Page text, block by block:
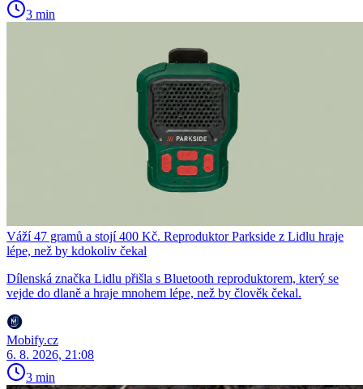
3 min
Váží 47 gramů a stojí 400 Kč. Reproduktor Parkside z Lidlu hraje
lépe, než by kdokoliv čekal
Dílenská značka Lidlu přišla s Bluetooth reproduktorem, který se
vejde do dlaně a hraje mnohem lépe, než by člověk čekal.
Mobify.cz
6. 8. 2026, 21:08
3 min